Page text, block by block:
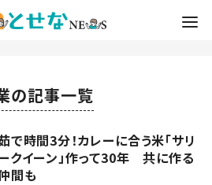
の記事一覧
で時間3分！カレーに合う米「サリ
クイーン」作って30年 共に作る
間も